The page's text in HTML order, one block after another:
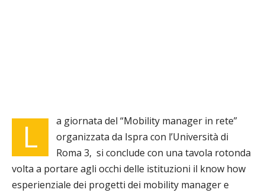
L
a giornata del “Mobility manager in rete”
organizzata da Ispra con l’Università di
Roma 3, si conclude con una tavola rotonda
volta a portare agli occhi delle istituzioni il know how
esperienziale dei progetti dei mobility manager e